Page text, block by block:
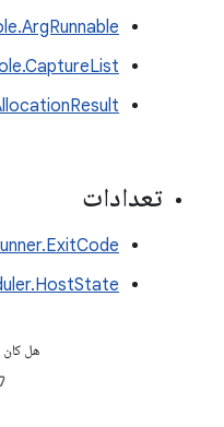
تعدادات
هل كان